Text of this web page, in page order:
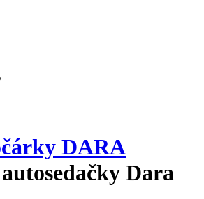
Dara